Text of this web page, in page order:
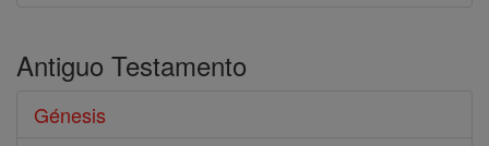
Antiguo Testamento
Génesis